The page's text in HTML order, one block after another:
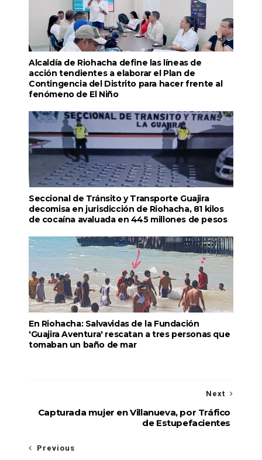
Alcaldía de Riohacha define las líneas de
acción tendientes a elaborar el Plan de
Contingencia del Distrito para hacer frente al
fenómeno de El Niño
Seccional de Tránsito y Transporte Guajira
decomisa en jurisdicción de Riohacha, 81 kilos
de cocaína avaluada en 445 millones de pesos
En Riohacha: Salvavidas de la Fundación
'Guajira Aventura' rescatan a tres personas que
tomaban un baño de mar
Next
Capturada mujer en Villanueva, por Tráfico
de Estupefacientes
Previous